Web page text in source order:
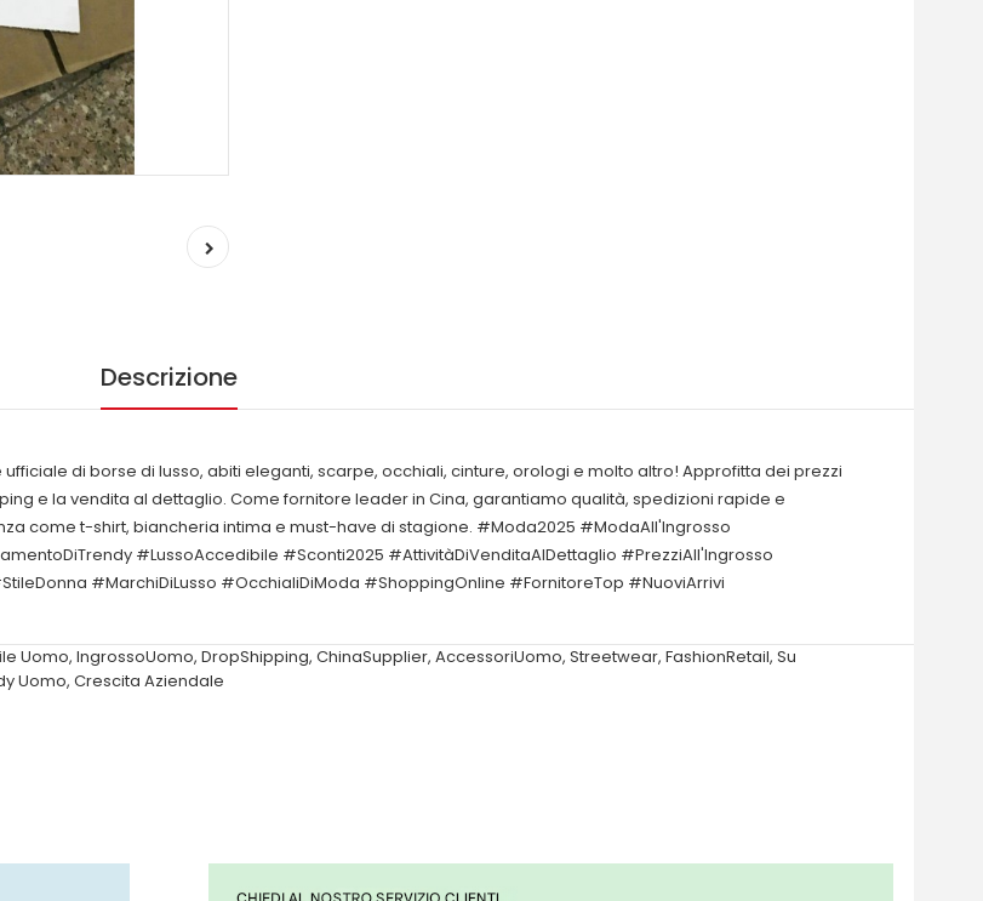
Descrizione
di borse di lusso, abiti eleganti, scarpe, occhiali, cinture, orologi e molto altro! Approfitta dei prezzi
e la vendita al dettaglio. Come fornitore leader in Cina, garantiamo qualità, spedizioni rapide e
come t-shirt, biancheria intima e must-have di stagione. #Moda2025 #ModaAll'Ingrosso
#LussoAccedibile #Sconti2025 #AttivitàDiVenditaAlDettaglio #PrezziAll'Ingrosso
#MarchiDiLusso #OcchialiDiModa #ShoppingOnline #FornitoreTop #NuoviArrivi
Uomo, IngrossoUomo, DropShipping, ChinaSupplier, AccessoriUomo, Streetwear, FashionRetail, Su
Uomo, Crescita Aziendale